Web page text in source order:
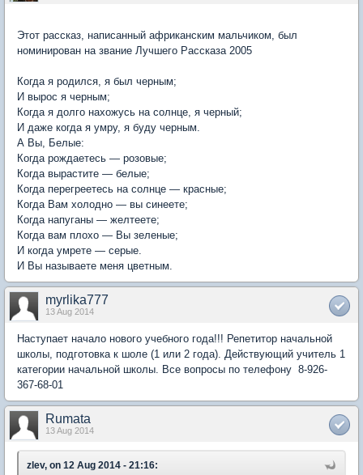
Этот рассказ, написанный африканским мальчиком, был
номинирован на звание Лучшего Рассказа 2005
Когда я родился, я был черным;
И вырос я черным;
Когда я долго нахожусь на солнце, я черный;
И даже когда я умру, я буду черным.
А Вы, Белые:
Когда рождаетесь — розовые;
Когда вырастите — белые;
Когда перегреетесь на солнце — красные;
Когда Вам холодно — вы синеете;
Когда напуганы — желтеете;
Когда вам плохо — Вы зеленые;
И когда умрете — серые.
И Вы называете меня цветным.
myrlika777
13 Aug 2014
Наступает начало нового учебного года!!! Репетитор начальной
школы, подготовка к шоле (1 или 2 года). Действующий учитель 1
категории начальной школы. Все вопросы по телефону 8-926-
367-68-01
Rumata
13 Aug 2014
zlev, on 12 Aug 2014 - 21:16: